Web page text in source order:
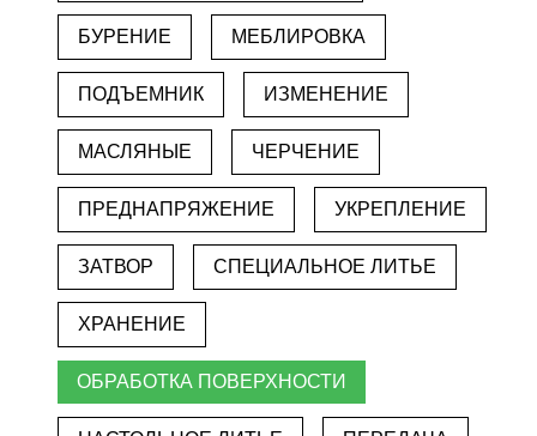
БУРЕНИЕ МЕБЛИРОВКА
ПОДЪЕМНИК ИЗМЕНЕНИЕ
МАСЛЯНЫЕ ЧЕРЧЕНИЕ
ПРЕДНАПРЯЖЕНИЕ УКРЕПЛЕНИЕ
ЗАТВОР СПЕЦИАЛЬНОЕ ЛИТЬЕ
ХРАНЕНИЕ
ОБРАБОТКА ПОВЕРХНОСТИ